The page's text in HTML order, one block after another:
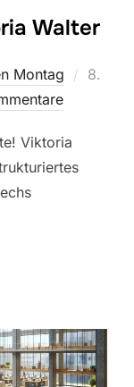
Walter
Montag
8.
Viktoria